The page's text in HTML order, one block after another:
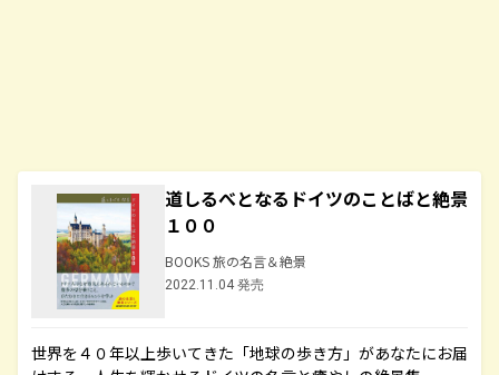
道しるべとなるドイツのことばと絶景
１００
BOOKS 旅の名言＆絶景
2022.11.04 発売
世界を４０年以上歩いてきた「地球の歩き方」があなたにお届